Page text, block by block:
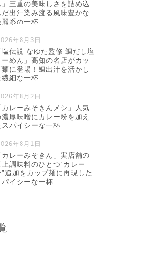
」三重の美味しさを詰め込
だ出汁染み渡る風味豊かな
麗系の一杯
年8月3日
塩伝説 なゆた監修 鯛だし塩
ーめん」高知の名店がカッ
麺に登場！鯛出汁を活かし
繊細な一杯
年8月2日
カレーみそきんメシ」人気
濃厚味噌にカレー粉を加え
スパイシーな一杯
年8月1日
カレーみそきん」実店舗の
上調味料のひとつ“カレー
”追加をカップ麺に再現した
パイシーな一杯